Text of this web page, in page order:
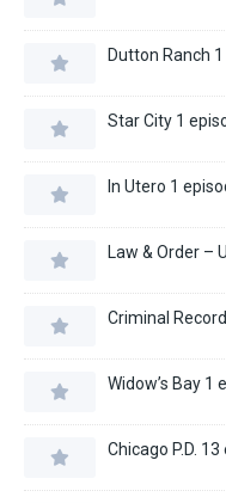
Dutton Ranch
Star City 1
In Utero 1
Law & Order –
Criminal
Widow’s Bay 1
Chicago P.D.